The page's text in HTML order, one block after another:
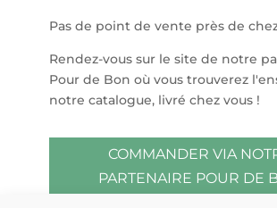
Pas de point de vente près de
Rendez-vous sur le site de notre
Pour de Bon où vous trouverez
notre catalogue, livré chez vous !
COMMANDER VIA
PARTENAIRE POUR DE